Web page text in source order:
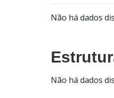
Não há dados
Não há dados